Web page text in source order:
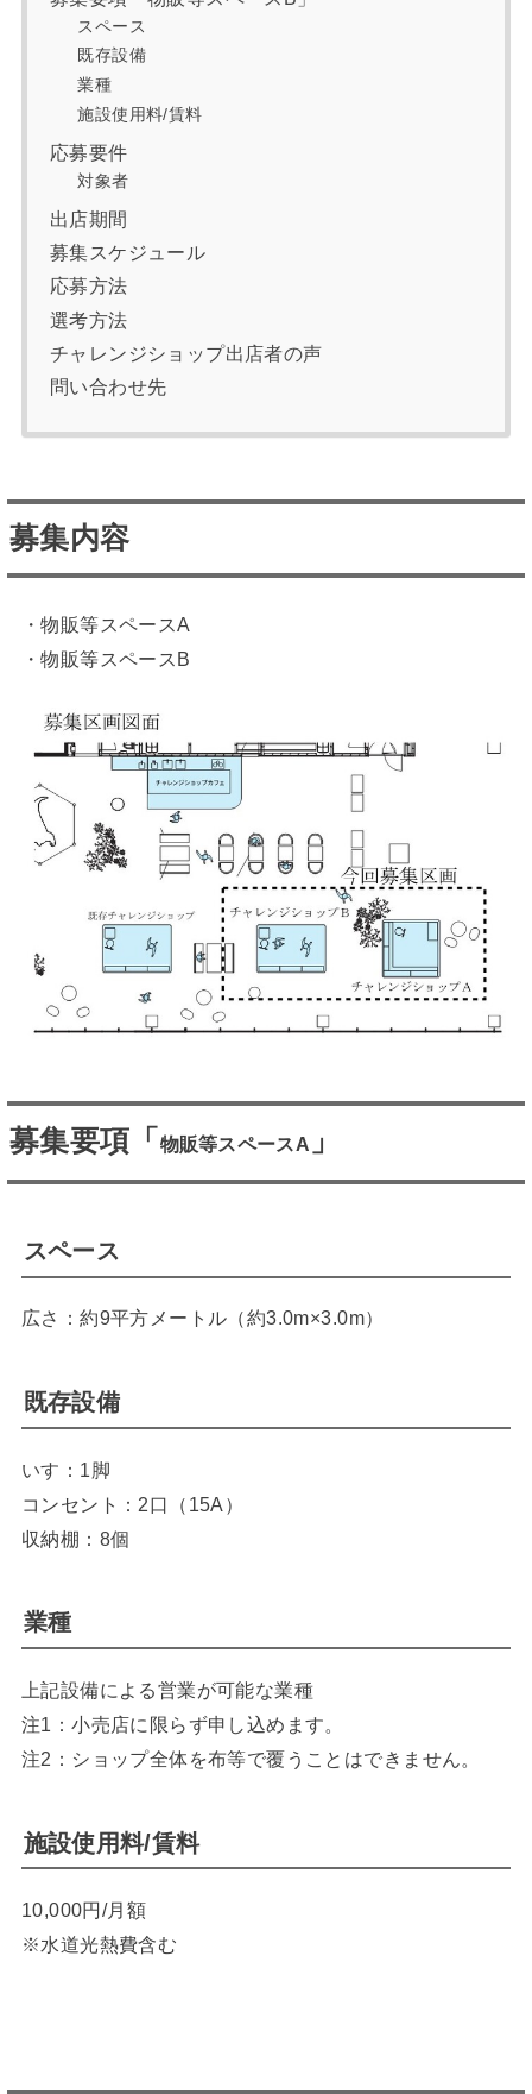
スペース
既存設備
業種
施設使用料/賃料
応募要件
対象者
出店期間
募集スケジュール
応募方法
選考方法
チャレンジショップ出店者の声
問い合わせ先
募集内容
・物販等スペースA
・物販等スペースB
募集要項「 物販等スペースA 」
スペース
広さ：約9平方メートル（約3.0m×3.0m）
既存設備
いす：1脚
コンセント：2口（15A）
収納棚：8個
業種
上記設備による営業が可能な業種
注1：小売店に限らず申し込めます。
注2：ショップ全体を布等で覆うことはできません。
施設使用料/賃料
10,000円/月額
※水道光熱費含む